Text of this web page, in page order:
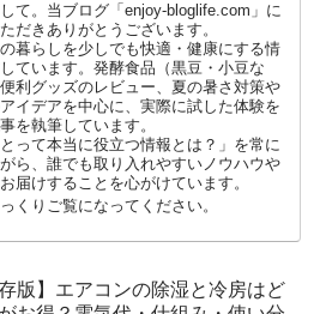
て。当ブログ「enjoy-bloglife.com」に
だきありがとうございます。
暮らしを少しでも快適・健康にする情
ています。発酵食品（黒豆・小豆な
利グッズのレビュー、夏の暑さ対策や
イデアを中心に、実際に試した体験を
を執筆しています。
とって本当に役立つ情報とは？」を常に
ら、誰でも取り入れやすいノウハウや
届けすることを心がけています。
くりご覧になってください。
存版】エアコンの除湿と冷房はど